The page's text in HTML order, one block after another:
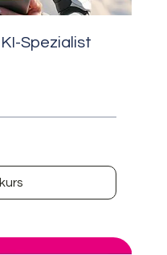
Spezialist